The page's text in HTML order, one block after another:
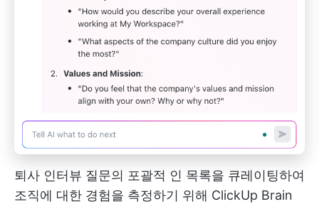
퇴사 인터뷰 질문의 포괄적 인 목록을 큐레이팅하여
조직에 대한 경험을 측정하기 위해 ClickUp Brain